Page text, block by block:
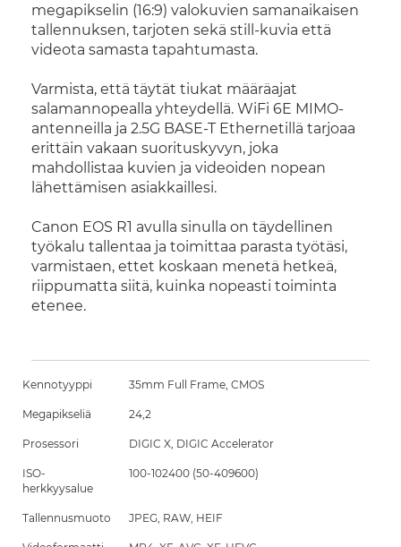
megapikselin (16:9) valokuvien samanaikaisen
tallennuksen, tarjoten sekä still-kuvia että
videota samasta tapahtumasta.
Varmista, että täytät tiukat määräajat
salamannopealla yhteydellä. WiFi 6E MIMO-
antenneilla ja 2.5G BASE-T Ethernetillä tarjoaa
erittäin vakaan suorituskyvyn, joka
mahdollistaa kuvien ja videoiden nopean
lähettämisen asiakkaillesi.
Canon EOS R1 avulla sinulla on täydellinen
työkalu tallentaa ja toimittaa parasta työtäsi,
varmistaen, ettet koskaan menetä hetkeä,
riippumatta siitä, kuinka nopeasti toiminta
etenee.
Kennotyyppi 35mm Full Frame, CMOS
Megapikseliä 24,2
Prosessori DIGIC X, DIGIC Accelerator
ISO-
herkkyysalue
100-102400 (50-409600)
Tallennusmuoto JPEG, RAW, HEIF